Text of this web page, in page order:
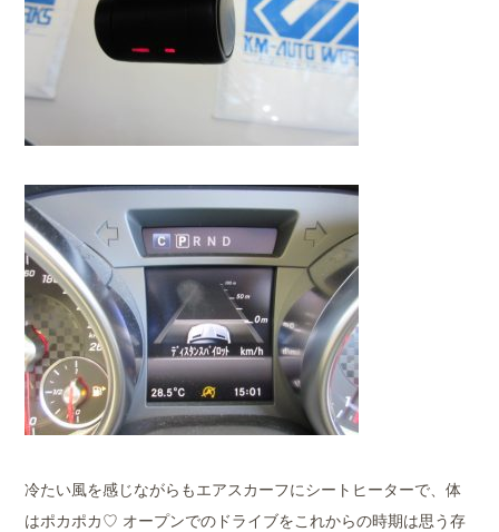
冷たい風を感じながらもエアスカーフにシートヒーターで、体
はポカポカ♡ オープンでのドライブをこれからの時期は思う存